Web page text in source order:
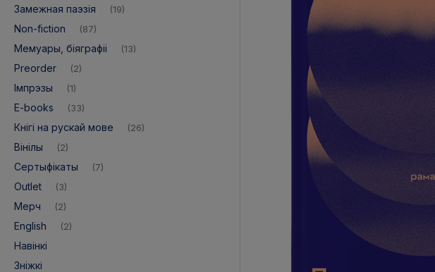
Замежная паэзія (19)
Non-fiction (87)
Мемуары, біяграфіі (13)
Preorder (2)
Імпрэзы (1)
E-books (33)
Кнігі на рускай мове (26)
Вінілы (2)
Сертыфікаты (7)
Outlet (3)
Мерч (2)
English (2)
Навінкі
Зніжкі
Адпраўка: - Orlen Paczka